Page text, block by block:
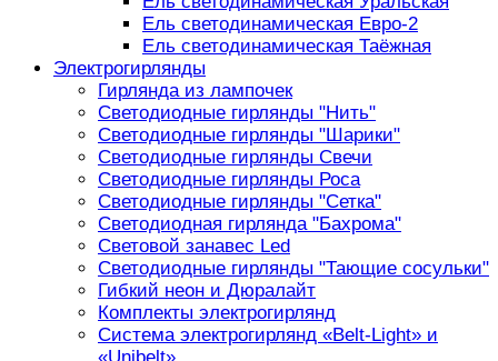
Ель светодинамическая Евро-2
Ель светодинамическая Таёжная
Электрогирлянды
Гирлянда из лампочек
Светодиодные гирлянды "Нить"
Светодиодные гирлянды "Шарики"
Светодиодные гирлянды Свечи
Светодиодные гирлянды Роса
Светодиодные гирлянды "Сетка"
Светодиодная гирлянда "Бахрома"
Световой занавес Led
Светодиодные гирлянды "Тающие сосульки"
Гибкий неон и Дюралайт
Комплекты электрогирлянд
Система электрогирлянд «Belt-Light» и